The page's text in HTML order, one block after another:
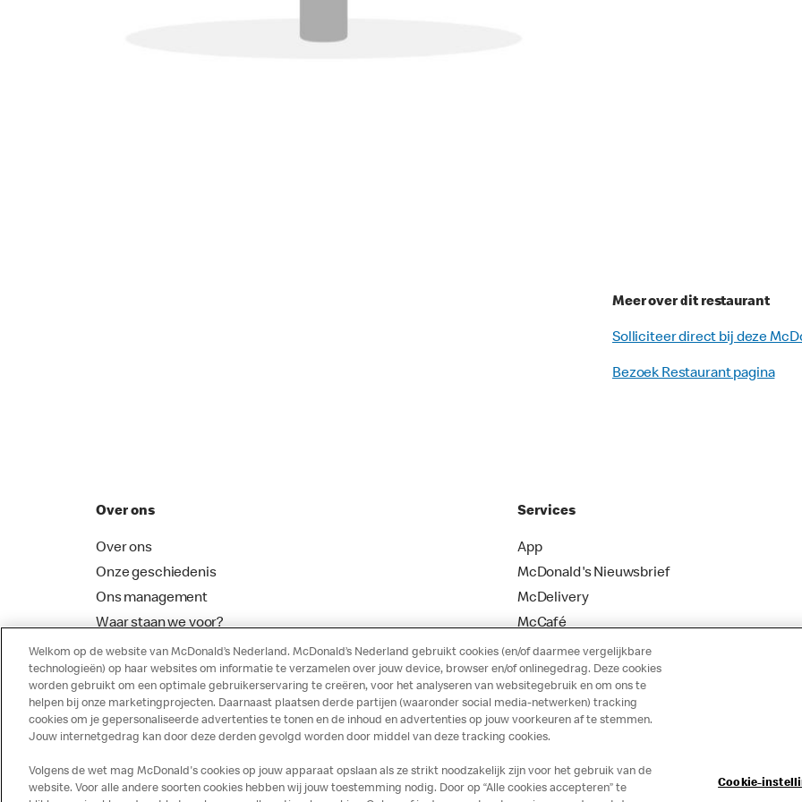
Meer over dit restaurant
Solliciteer direct bij deze
Bezoek Restaurant pagina
Over ons
Over ons
Onze geschiedenis
Ons management
Waar staan we voor?
McDonalds Franchising
Services
App
McDonald's Nieuwsbrief
McDelivery
McCafé
Welkom op de website van McDonald’s Nederland. McDonald’s Nederland gebruikt cookies (en/of daarmee vergelijkbare
technologieën) op haar websites om informatie te verzamelen over jouw device, browser en/of onlinegedrag. Deze cookies
worden gebruikt om een optimale gebruikerservaring te creëren, voor het analyseren van websitegebruik en om ons te
helpen bij onze marketingprojecten. Daarnaast plaatsen derde partijen (waaronder social media-netwerken) tracking
cookies om je gepersonaliseerde advertenties te tonen en de inhoud en advertenties op jouw voorkeuren af te stemmen.
Jouw internetgedrag kan door deze derden gevolgd worden door middel van deze tracking cookies.
Volgens de wet mag McDonald's cookies op jouw apparaat opslaan als ze strikt noodzakelijk zijn voor het gebruik van de
website. Voor alle andere soorten cookies hebben wij jouw toestemming nodig. Door op “Alle cookies accepteren” te
Cookie-